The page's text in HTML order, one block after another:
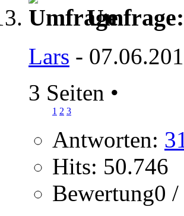
Umfrage:
Lars -
3 Seiten •
1 2 3
Antworten:
Hits: 50.746
Bewertung0 /